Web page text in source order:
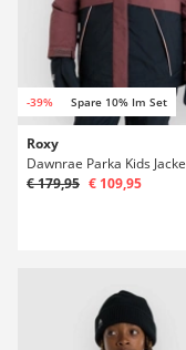
-39% Spare 10% Im Set
Roxy
Dawnrae Parka Kids Jacke
€ 179,95 € 109,95